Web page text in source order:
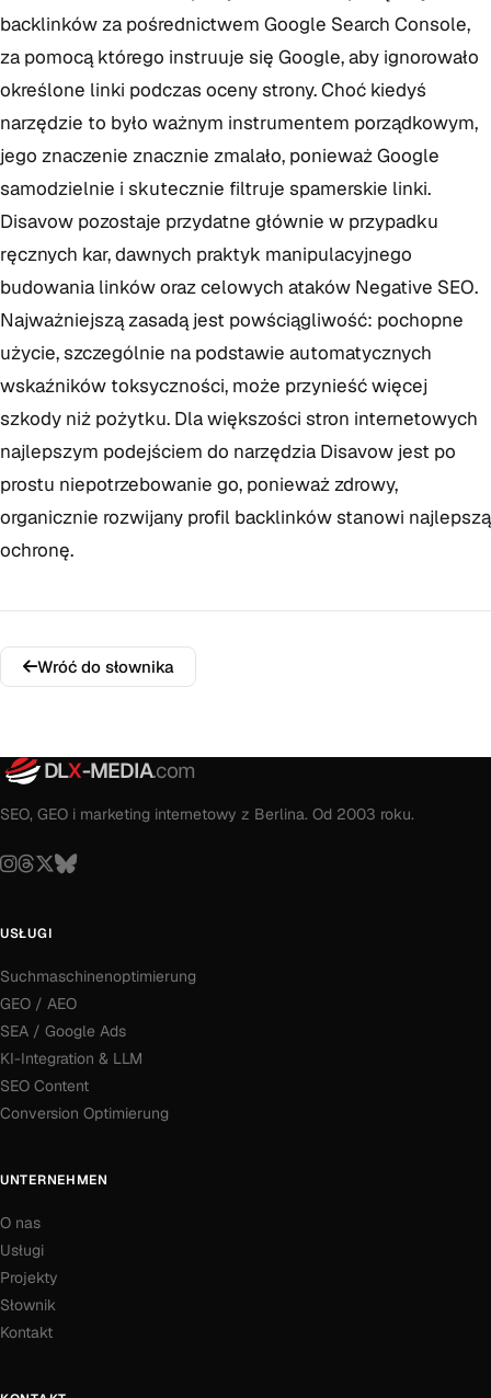
backlinków za pośrednictwem Google Search Console,
za pomocą którego instruuje się Google, aby ignorowało
określone linki podczas oceny strony. Choć kiedyś
narzędzie to było ważnym instrumentem porządkowym,
jego znaczenie znacznie zmalało, ponieważ Google
samodzielnie i skutecznie filtruje spamerskie linki.
Disavow pozostaje przydatne głównie w przypadku
ręcznych kar, dawnych praktyk manipulacyjnego
budowania linków oraz celowych ataków Negative SEO.
Najważniejszą zasadą jest powściągliwość: pochopne
użycie, szczególnie na podstawie automatycznych
wskaźników toksyczności, może przynieść więcej
szkody niż pożytku. Dla większości stron internetowych
najlepszym podejściem do narzędzia Disavow jest po
prostu niepotrzebowanie go, ponieważ zdrowy,
organicznie rozwijany profil backlinków stanowi najlepszą
ochronę.
Wróć do słownika
DLX-MEDIA.com
SEO, GEO i marketing internetowy z Berlina. Od 2003 roku.
USŁUGI
Suchmaschinenoptimierung
GEO / AEO
SEA / Google Ads
KI-Integration & LLM
SEO Content
Conversion Optimierung
UNTERNEHMEN
O nas
Usługi
Projekty
Słownik
Kontakt